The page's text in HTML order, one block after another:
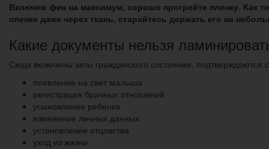
Включив фен на максимум, хорошо прогрейте пленку. Как
пленке даже через ткань, старайтесь держать его на
Какие документы нельзя
Сюда включены акты гражданского состояния, подтверждаются
появление на свет малыша
регистрация брачных отношений
усыновление ребенка
изменение личных данных
установление отцовства
уход из жизни